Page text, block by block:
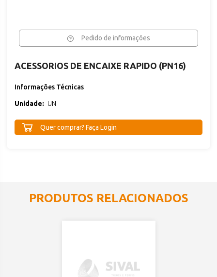
Pedido de informações
ACESSORIOS DE ENCAIXE RAPIDO (PN16)
Informações Técnicas
Unidade: UN
Quer comprar? Faça Login
PRODUTOS RELACIONADOS